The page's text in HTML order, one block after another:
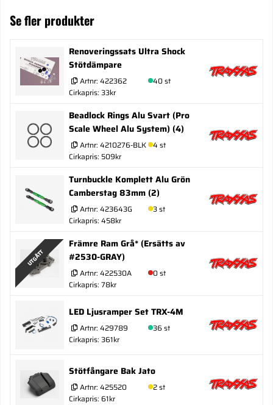
Se fler produkter
Renoveringssats Ultra Shock
Stötdämpare
Artnr: 422362
40 st
Cirkapris: 33kr
Beadlock Rings Alu Svart (Pro
Scale Wheel Alu System) (4)
Artnr: 4210276-BLK 4 st
Cirkapris: 509kr
Turnbuckle Komplett Alu Grön
Camberstag 83mm (2)
Artnr: 423643G
3 st
Cirkapris: 458kr
UTGÅTT
Främre Ram Grå* (Ersätts av
#2530-GRAY)
Artnr: 422530A
0 st
Cirkapris: 78kr
LED Ljusramper Set TRX-4M
Artnr: 429789
36 st
Cirkapris: 361kr
Stötfångare Bak Jato
Artnr: 425520
2 st
Cirkapris: 61kr